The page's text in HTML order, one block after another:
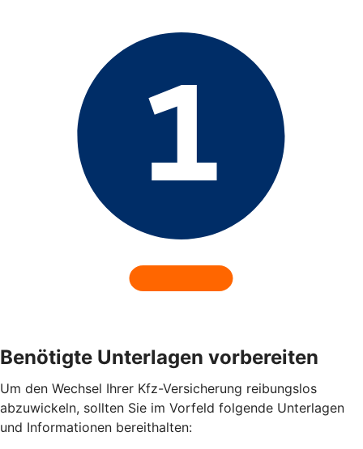
Benötigte Unterlagen vorbereiten
Um den Wechsel Ihrer Kfz-Versicherung reibungslos
abzuwickeln, sollten Sie im Vorfeld folgende Unterlagen
und Informationen bereithalten: